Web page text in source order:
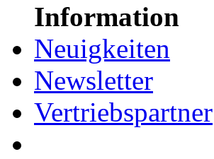
Information
Neuigkeiten
Newsletter
Vertriebspartner